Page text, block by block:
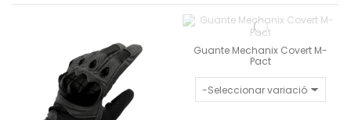
Guante Mechanix Covert M-
Pact